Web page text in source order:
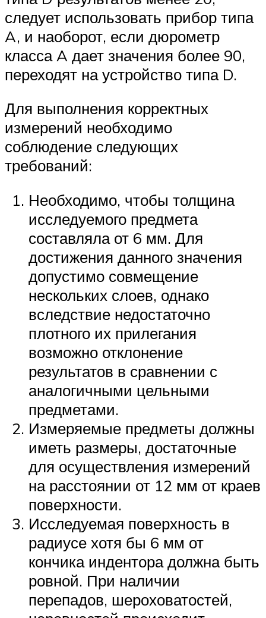
следует использовать прибор типа
A, и наоборот, если дюрометр
класса A дает значения более 90,
переходят на устройство типа D.
Для выполнения корректных
измерений необходимо
соблюдение следующих
требований:
Необходимо, чтобы толщина
исследуемого предмета
составляла от 6 мм. Для
достижения данного значения
допустимо совмещение
нескольких слоев, однако
вследствие недостаточно
плотного их прилегания
возможно отклонение
результатов в сравнении с
аналогичными цельными
предметами.
Измеряемые предметы должны
иметь размеры, достаточные
для осуществления измерений
на расстоянии от 12 мм от краев
поверхности.
Исследуемая поверхность в
радиусе хотя бы 6 мм от
кончика индентора должна быть
ровной. При наличии
перепадов, шероховатостей,